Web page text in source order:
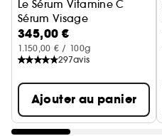
Le Sérum Vitamine C
Sérum Visage
345,00 €
1.150,00 € / 100g
297avis
Ajouter au panier